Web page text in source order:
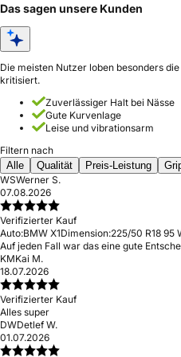
Das sagen unsere Kunden
Die meisten Nutzer loben besonders
kritisiert.
Zuverlässiger Halt bei Nässe
Gute Kurvenlage
Leise und vibrationsarm
Filtern nach
Alle
Qualität Preis-Leistung
WSWerner S.
07.08.2026
Verifizierter Kauf
Auto:BMW X1Dimension:225/50 R18 95
Auf jeden Fall war das eine gute
KMKai M.
18.07.2026
Verifizierter Kauf
Alles super
DWDetlef W.
01.07.2026